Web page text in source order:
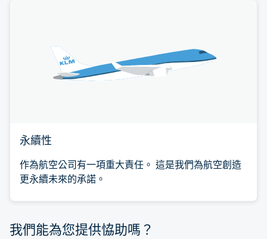
永續性
作為航空公司有一項重大責任。 這是我們為航空創造
更永續未來的承諾。
我們能為您提供恊助嗎？